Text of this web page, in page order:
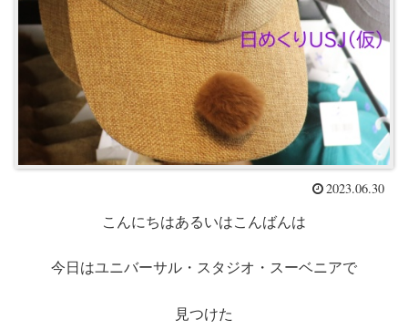
2023.06.30
こんにちはあるいはこんばんは
今日はユニバーサル・スタジオ・スーベニアで
見つけた